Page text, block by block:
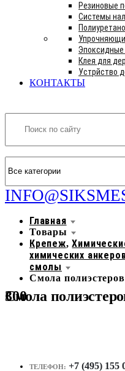
Резиновые
Системы
Клея для
Устрйство
КОНТАКТЫ
Главная
Товары
Крепеж,
химических
смолы
Смола
Смола полиэстеровая 300 мл R-KEM-300
ТЕЛЕФОН: +7 (495) 155